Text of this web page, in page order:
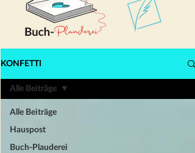
KONFETTI
Alle Beiträge
Hauspost
Buch-Plauderei
Alle Beiträge